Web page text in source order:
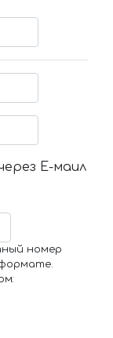
Е-маил
номер